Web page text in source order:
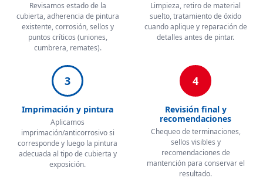
Revisamos estado de la
cubierta, adherencia de pintura
existente, corrosión, sellos y
puntos críticos (uniones,
cumbrera, remates).
Limpieza, retiro de material
suelto, tratamiento de óxido
cuando aplique y reparación de
detalles antes de pintar.
3
Imprimación y pintura
Aplicamos
imprimación/anticorrosivo si
corresponde y luego la pintura
adecuada al tipo de cubierta y
exposición.
4
Revisión final y
recomendaciones
Chequeo de terminaciones,
sellos visibles y
recomendaciones de
mantención para conservar el
resultado.